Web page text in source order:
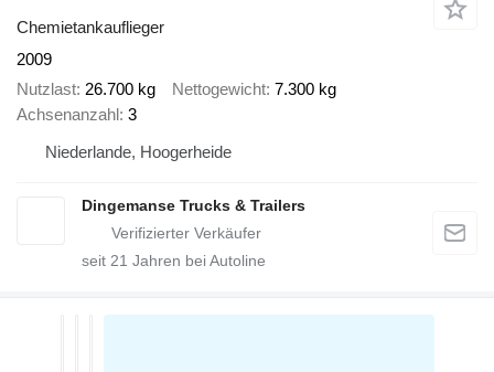
Chemietankauflieger
2009
Nutzlast 26.700 kg Nettogewicht 7.300 kg
Achsenanzahl 3
Niederlande, Hoogerheide
Dingemanse Trucks & Trailers
seit 21 Jahren bei Autoline